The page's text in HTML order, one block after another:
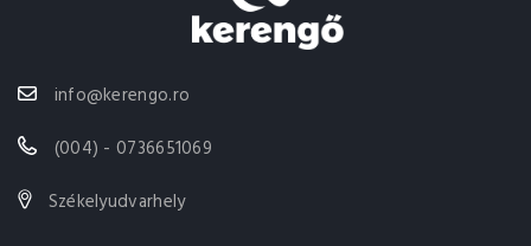
info@kerengo.ro
(004) - 0736651069
Székelyudvarhely